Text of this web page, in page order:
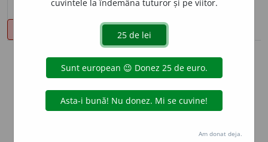
sinteza definițiilor (1) definiții (14)
declinări
info
Aceste definiții sunt compilate de
echipa dexonline. Definițiile
originale se află pe filadefiniții.
Puteți reordona filele pe pagina de
cuvintele la îndemâna tuturor și pe viitor.
Am donat deja.